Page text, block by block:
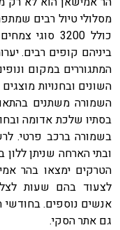
ביניהם קופים רבים.
המתגוררים במקום
השונים ובחנויות
השמורה משתנים
בסתיו שלכת אדומה
בשמורה ברכב פרטי.
ובתי הארחה שניתן
הטרקים ימצאו בהר
לצעוד בהם שעות
אנשים נוספים. בחודשי
גם אתר הסקי.